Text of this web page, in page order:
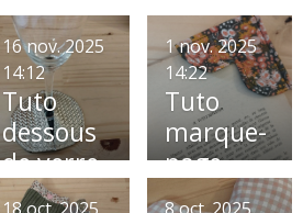
rs
Tuto
dessous
de verre
à
16 nov. 2025
14:12
Tuto
marque-
page
1 nov. 2025
14:22